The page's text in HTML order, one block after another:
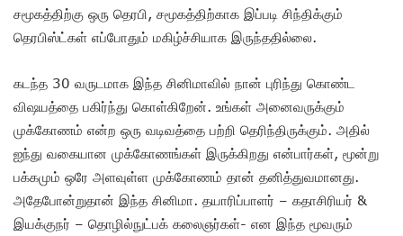
சமூகத்திற்கு ஒரு தெரபி, சமூகத்திற்காக இப்படி சிந்திக்கும்
தெரபிஸ்ட்கள் எப்போதும் மகிழ்ச்சியாக இருந்ததில்லை.
கடந்த 30 வருடமாக இந்த சினிமாவில் நான் புரிந்து கொண்ட
விஷ‌யத்தை பகிர்ந்து கொள்கிறேன். உங்கள் அனைவருக்கும்
முக்கோணம் என்ற ஒரு வடிவத்தை பற்றி தெரிந்திருக்கும். அதில்
ஐந்து வகையான முக்கோணங்கள் இருக்கிறது என்பார்கள், மூன்று
பக்கமும் ஒரே அளவுள்ள முக்கோணம் தான் தனித்துவமானது.
அதேபோன்றுதான் இந்த சினிமா. தயாரிப்பாளர் – கதாசிரியர் ‍&
இயக்குநர் – தொழில்நுட்பக் கலைஞர்கள்- என இந்த மூவரும்